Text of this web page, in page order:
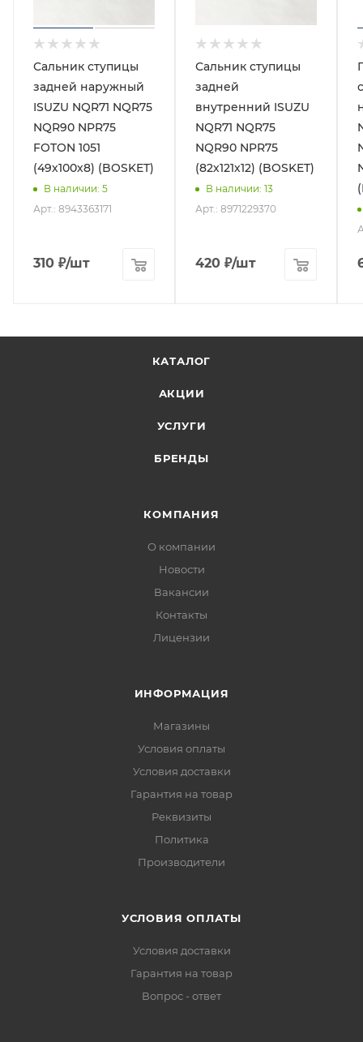
Сальник ступицы
задней наружный
ISUZU NQR71 NQR75
NQR90 NPR75
FOTON 1051
(49х100х8) (BOSKET)
В наличии: 5
Арт.: 8943363171
310 ₽/шт
Сальник ступицы
задней
внутренний ISUZU
NQR71 NQR75
NQR90 NPR75
(82х121х12) (BOSKET)
В наличии: 13
Арт.: 8971229370
420 ₽/шт
КАТАЛОГ
АКЦИИ
УСЛУГИ
БРЕНДЫ
КОМПАНИЯ
О компании
Новости
Вакансии
Контакты
Лицензии
ИНФОРМАЦИЯ
Магазины
Условия оплаты
Условия доставки
Гарантия на товар
Реквизиты
Политика
Производители
УСЛОВИЯ ОПЛАТЫ
Условия доставки
Гарантия на товар
Вопрос - ответ